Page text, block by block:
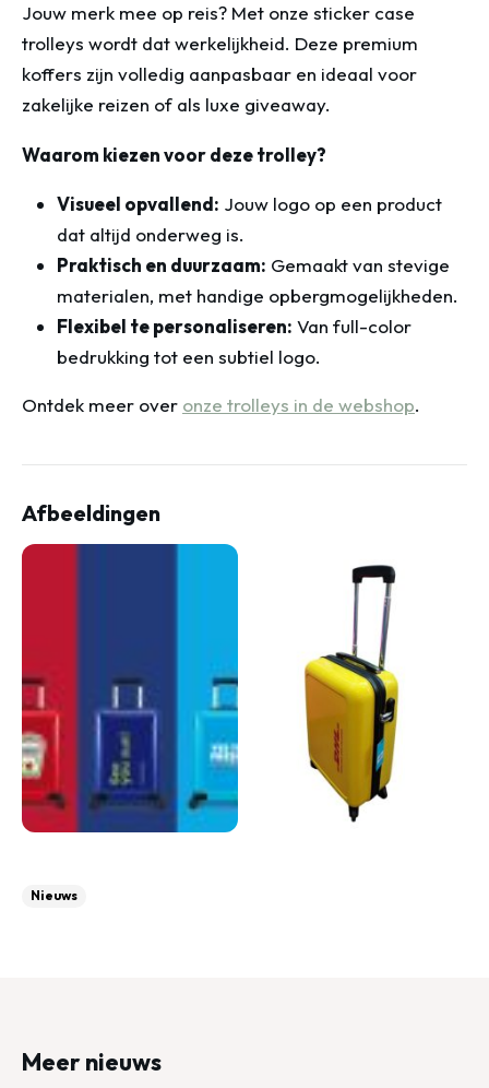
Jouw merk mee op reis? Met onze sticker case
trolleys wordt dat werkelijkheid. Deze premium
koffers zijn volledig aanpasbaar en ideaal voor
zakelijke reizen of als luxe giveaway.
Waarom kiezen voor deze trolley?
Visueel opvallend: Jouw logo op een product
dat altijd onderweg is.
Praktisch en duurzaam: Gemaakt van stevige
materialen, met handige opbergmogelijkheden.
Flexibel te personaliseren: Van full-color
bedrukking tot een subtiel logo.
Ontdek meer over onze trolleys in de webshop.
Afbeeldingen
Nieuws
Meer nieuws